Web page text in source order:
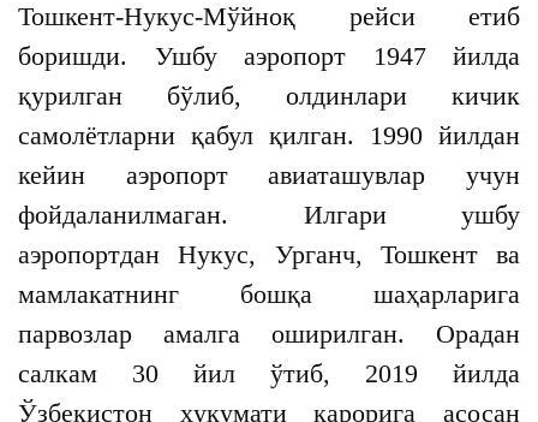
Тошкент-Нукус-Мўйноқ рейси етиб
боришди. Ушбу аэропорт 1947 йилда
қурилган бўлиб, олдинлари кичик
самолётларни қабул қилган. 1990 йилдан
кейин аэропорт авиаташувлар учун
фойдаланилмаган. Илгари ушбу
аэропортдан Нукус, Урганч, Тошкент ва
мамлакатнинг бошқа шаҳарларига
парвозлар амалга оширилган. Орадан
салкам 30 йил ўтиб, 2019 йилда
Ўзбекистон ҳукумати қарорига асосан